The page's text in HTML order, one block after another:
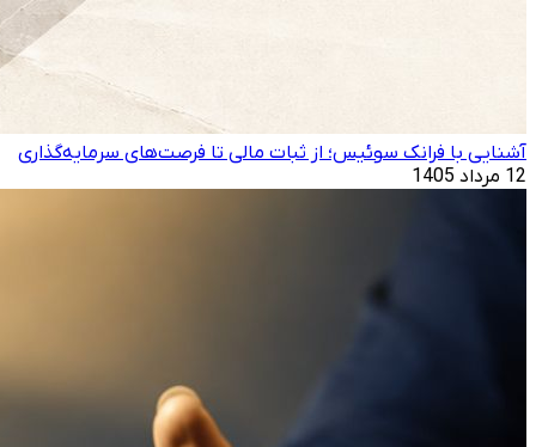
آشنایی با فرانک سوئیس؛ از ثبات مالی تا فرصت‌های سرمایه‌گذاری
12 مرداد 1405